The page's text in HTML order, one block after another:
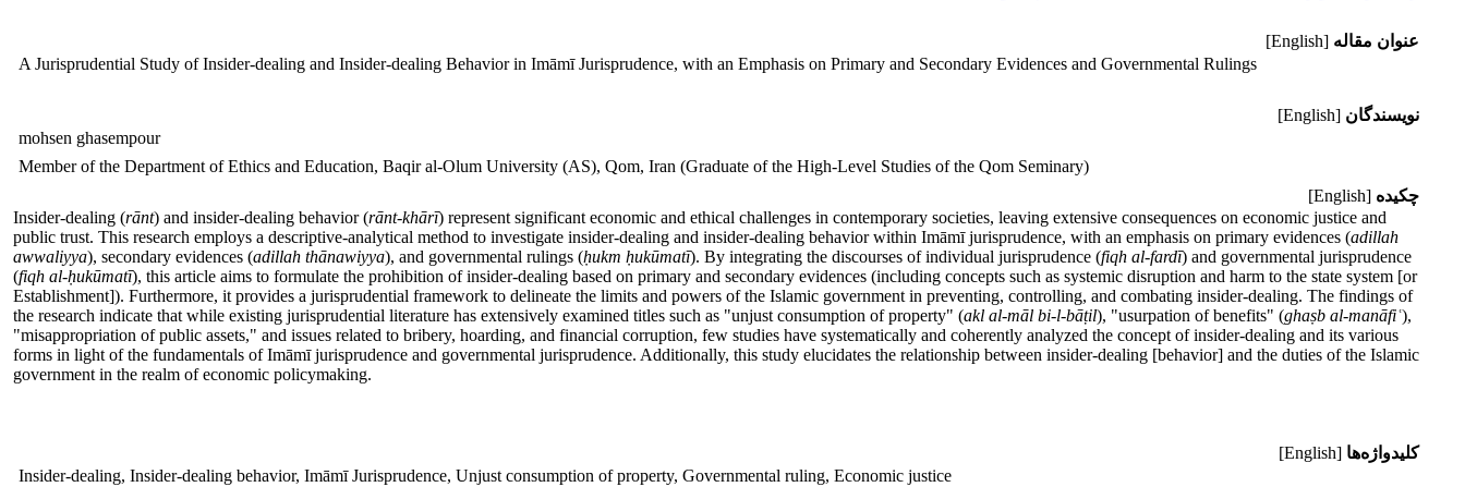
عنوان مقاله [English]
A Jurisprudential Study of Insider-dealing and Insider-dealing Behavior in Imāmī Jurisprudence, with an Emphasis on Primary and Secondary Evidences and Governmental Rulings
نویسندگان [English]
mohsen ghasempour
Member of the Department of Ethics and Education, Baqir al-Olum University (AS), Qom, Iran (Graduate of the High-Level Studies of the Qom Seminary)
چکیده [English]
Insider-dealing (rānt) and insider-dealing behavior (rānt-khārī) represent significant economic and ethical challenges in contemporary societies, leaving extensive consequences on economic justice and
public trust. This research employs a descriptive-analytical method to investigate insider-dealing and insider-dealing behavior within Imāmī jurisprudence, with an emphasis on primary evidences (adillah
awwaliyya), secondary evidences (adillah thānawiyya), and governmental rulings (ḥukm ḥukūmatī). By integrating the discourses of individual jurisprudence (fiqh al-fardī) and governmental jurisprudence
(fiqh al-ḥukūmatī), this article aims to formulate the prohibition of insider-dealing based on primary and secondary evidences (including concepts such as systemic disruption and harm to the state system [or
Establishment]). Furthermore, it provides a jurisprudential framework to delineate the limits and powers of the Islamic government in preventing, controlling, and combating insider-dealing. The findings of
the research indicate that while existing jurisprudential literature has extensively examined titles such as "unjust consumption of property" (akl al-māl bi-l-bāṭil), "usurpation of benefits" (ghaṣb al-manāfiʿ),
"misappropriation of public assets," and issues related to bribery, hoarding, and financial corruption, few studies have systematically and coherently analyzed the concept of insider-dealing and its various
forms in light of the fundamentals of Imāmī jurisprudence and governmental jurisprudence. Additionally, this study elucidates the relationship between insider-dealing [behavior] and the duties of the Islamic
government in the realm of economic policymaking.
کلیدواژه‌ها [English]
Insider-dealing, Insider-dealing behavior, Imāmī Jurisprudence, Unjust consumption of property, Governmental ruling, Economic justice